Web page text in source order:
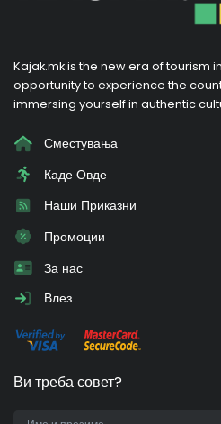
Kajak.mk is the new era of tourism
opportunity to experience the
immersing yourself in authentic
Сместувања
Каде Овде
Наши Приказни
Промоции
За нас
Влез
Ви треба совет?